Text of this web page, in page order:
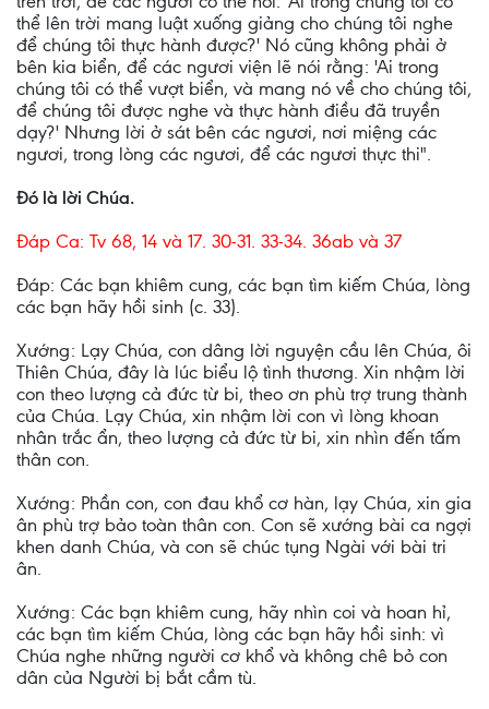
thể lên trời mang luật xuống giảng cho chúng tôi nghe
để chúng tôi thực hành được?' Nó cũng không phải ở
bên kia biển, để các ngươi viện lẽ nói rằng: 'Ai trong
chúng tôi có thể vượt biển, và mang nó về cho chúng tôi,
để chúng tôi được nghe và thực hành điều đã truyền
dạy?' Nhưng lời ở sát bên các ngươi, nơi miệng các
ngươi, trong lòng các ngươi, để các ngươi thực thi".
Ðó là lời Chúa.
Ðáp Ca: Tv 68, 14 và 17. 30-31. 33-34. 36ab và 37
Ðáp: Các bạn khiêm cung, các bạn tìm kiếm Chúa, lòng
các bạn hãy hồi sinh (c. 33).
Xướng: Lạy Chúa, con dâng lời nguyện cầu lên Chúa, ôi
Thiên Chúa, đây là lúc biểu lộ tình thương. Xin nhậm lời
con theo lượng cả đức từ bi, theo ơn phù trợ trung thành
của Chúa. Lạy Chúa, xin nhậm lời con vì lòng khoan
nhân trắc ẩn, theo lượng cả đức từ bi, xin nhìn đến tấm
thân con.
Xướng: Phần con, con đau khổ cơ hàn, lạy Chúa, xin gia
ân phù trợ bảo toàn thân con. Con sẽ xướng bài ca ngợi
khen danh Chúa, và con sẽ chúc tụng Ngài với bài tri
ân.
Xướng: Các bạn khiêm cung, hãy nhìn coi và hoan hỉ,
các bạn tìm kiếm Chúa, lòng các bạn hãy hồi sinh: vì
Chúa nghe những người cơ khổ và không chê bỏ con
dân của Người bị bắt cầm tù.